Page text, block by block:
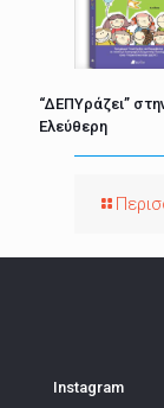
“ΔΕΠΥράζει”
Ελεύθερη
Instagram